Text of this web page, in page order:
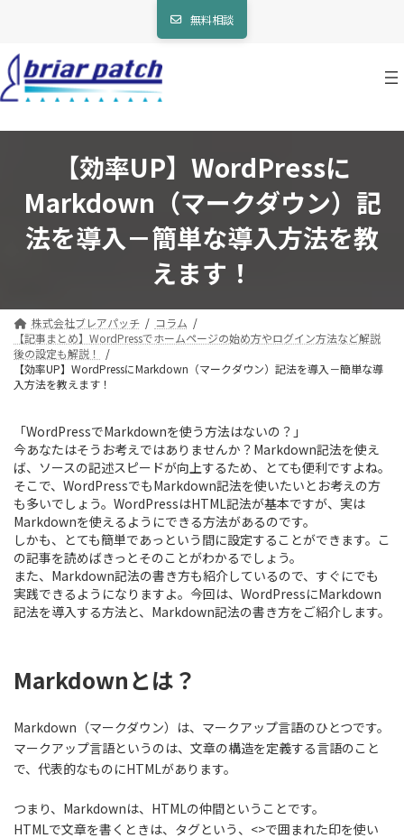
ン
ツ
へ
キ
ー
シ
ョ
に
無料相談
【効率UP】WordPressに
Markdown（マークダウン）記
法を導入－簡単な導入方法を教
えます！
株式会社ブレアパッチ
コラム
【記事まとめ】WordPressでホームページの始め方やログイン方法など解説
後の設定も解説！
【効率UP】WordPressにMarkdown（マークダウン）記法を導入－簡単な導
入方法を教えます！
「WordPressでMarkdownを使う方法はないの？」
今あなたはそうお考えではありませんか？Markdown記法を使え
ば、ソースの記述スピードが向上するため、とても便利ですよね。
そこで、 WordPressでもMarkdown記法を使いたいとお考えの方
も多いでしょう。WordPressはHTML記法が基本ですが、 実は
Markdownを使えるようにできる方法があるのです。
しかも、とても簡単であっという間に設定することができます。こ
の記事を読めばきっとそのことがわかるでしょう。
また、Markdown記法の書き方も紹介しているので、すぐにでも
実践できるようになりますよ。今回は、 WordPressにMarkdown
記法を導入する方法と、Markdown記法の書き方をご紹介します。
Markdownとは？
Markdown（マークダウン）は、マークアップ言語のひとつです。
マークアップ言語というのは、文章の構造を定義する言語のこと
で、代表的なものにHTMLがあります。
つまり、Markdownは、HTMLの仲間ということです。
HTMLで文章を書くときは、タグという、<>で囲まれた印を使い